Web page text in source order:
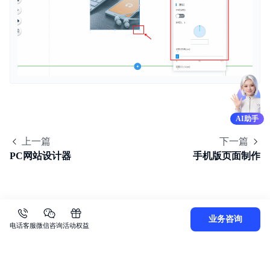
上一篇
PC网站设计器
下一篇
手机版页面制作
AI助手
电话客服微信咨询活动权益
业务咨询